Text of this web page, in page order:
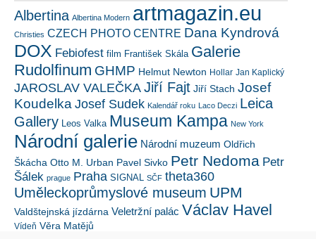
Albertina Albertina Modern artmagazin.eu
Christies CZECH PHOTO CENTRE Dana Kyndrová
DOX Febiofest film František Skála Galerie
Rudolfinum GHMP Helmut Newton Hollar Jan Kaplický
JAROSLAV VALEČKA Jiří Fajt Jiří Stach Josef
Koudelka Josef Sudek Kalendář roku Laco Deczi Leica
Gallery Leos Valka Museum Kampa New York
Národní galerie Národní muzeum Oldřich
Škácha Otto M. Urban Pavel Sivko Petr Nedoma Petr
Šálek prague Praha SIGNAL SČF theta360
Uměleckoprůmyslové museum UPM
Valdštejnská jízdárna Veletržní palác Václav Havel
Vídeň Věra Matějů